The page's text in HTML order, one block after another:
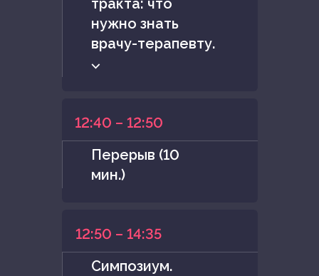
тракта: что
нужно знать
врачу-терапевту.
⌵
12:40 – 12:50
Перерыв (10
мин.)
12:50 – 14:35
Симпозиум.